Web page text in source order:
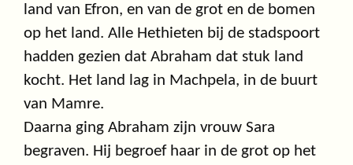
land van Efron, en van de grot en de bomen
op het land. Alle Hethieten bij de stadspoort
hadden gezien dat Abraham dat stuk land
kocht. Het land lag in Machpela, in de buurt
van Mamre.
Daarna ging Abraham zijn vrouw Sara
begraven. Hij begroef haar in de grot op het